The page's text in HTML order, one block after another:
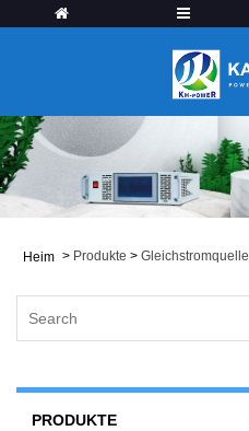
Heim > Produkte > Gleichstromquelle
PRODUKTE